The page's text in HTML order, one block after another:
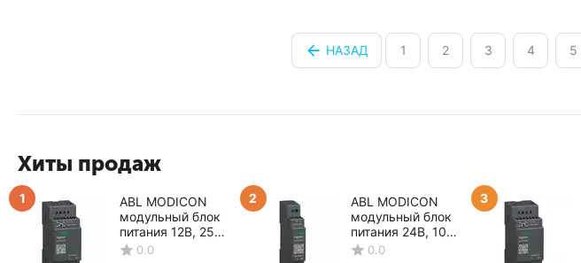
НАЗАД 1 2 3 4 5
Хиты продаж
1
ABL MODICON
модульный блок
питания 12В, 25Вт
ABLM1A12021
0.0
2
ABL MODICON
модульный блок
питания 24В, 10Вт
ABLM1A24004
0.0
3